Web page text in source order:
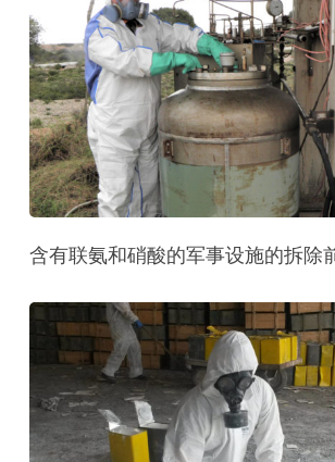
含有联氨和硝酸的军事设施的拆除